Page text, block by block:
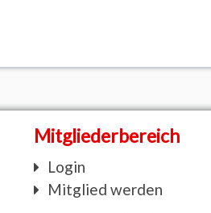
Mitgliederbereich
Login
Mitglied werden